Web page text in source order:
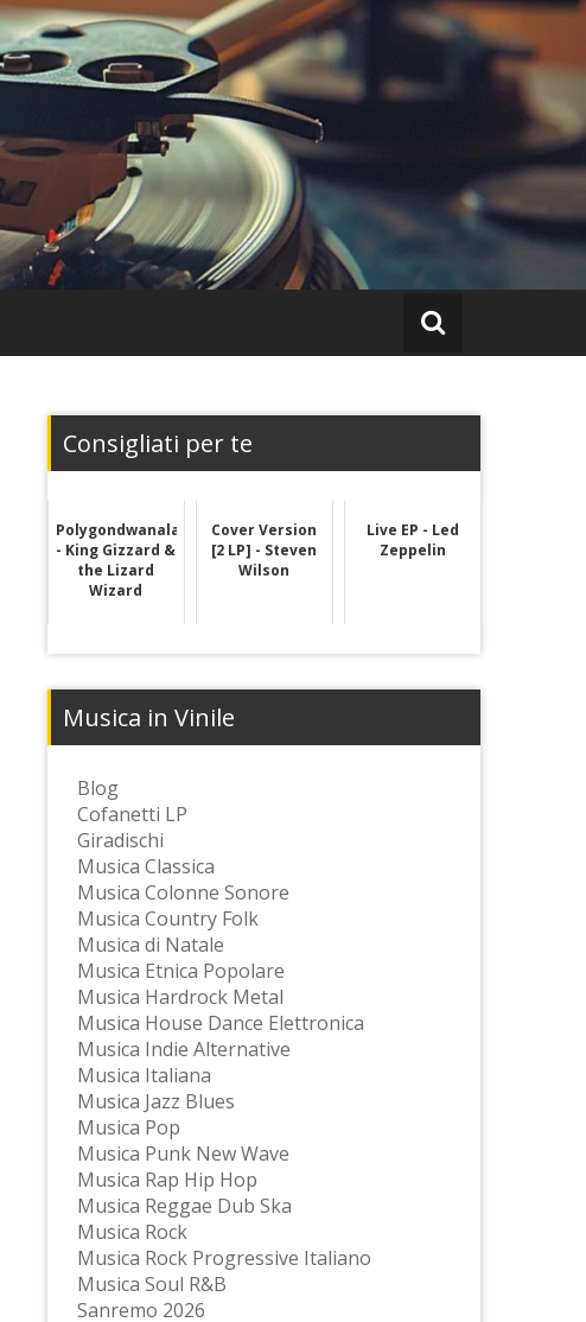
Consigliati per te
Polygondwanaland
- King Gizzard &
the Lizard
Wizard
Cover Version
[2 LP] - Steven
Wilson
Live EP - Led
Zeppelin
Musica in Vinile
Blog
Cofanetti LP
Giradischi
Musica Classica
Musica Colonne Sonore
Musica Country Folk
Musica di Natale
Musica Etnica Popolare
Musica Hardrock Metal
Musica House Dance Elettronica
Musica Indie Alternative
Musica Italiana
Musica Jazz Blues
Musica Pop
Musica Punk New Wave
Musica Rap Hip Hop
Musica Reggae Dub Ska
Musica Rock
Musica Rock Progressive Italiano
Musica Soul R&B
Sanremo 2026